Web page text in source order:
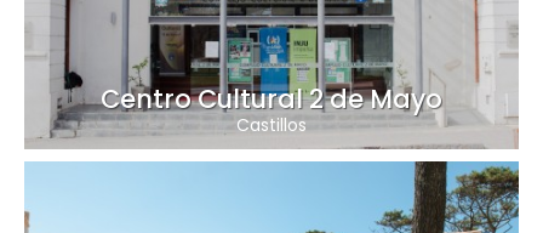
Centro Cultural 2 de Mayo
Castillos